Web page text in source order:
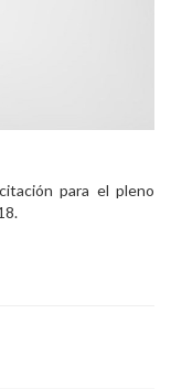
para el pleno